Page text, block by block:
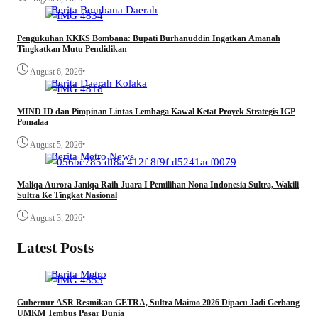
Berita Bombana Daerah
Pengukuhan KKKS Bombana: Bupati Burhanuddin Ingatkan Amanah
Tingkatkan Mutu Pendidikan
August 6, 2026•
Berita Daerah Kolaka
MIND ID dan Pimpinan Lintas Lembaga Kawal Ketat Proyek Strategis IGP
Pomalaa
August 5, 2026•
Berita MetroNews
Maliqa Aurora Janiqa Raih Juara I Pemilihan Nona Indonesia Sultra, Wakili
Sultra Ke Tingkat Nasional
August 3, 2026•
Latest Posts
Berita Metro
Gubernur ASR Resmikan GETRA, Sultra Maimo 2026 Dipacu Jadi Gerbang
UMKM Tembus Pasar Dunia